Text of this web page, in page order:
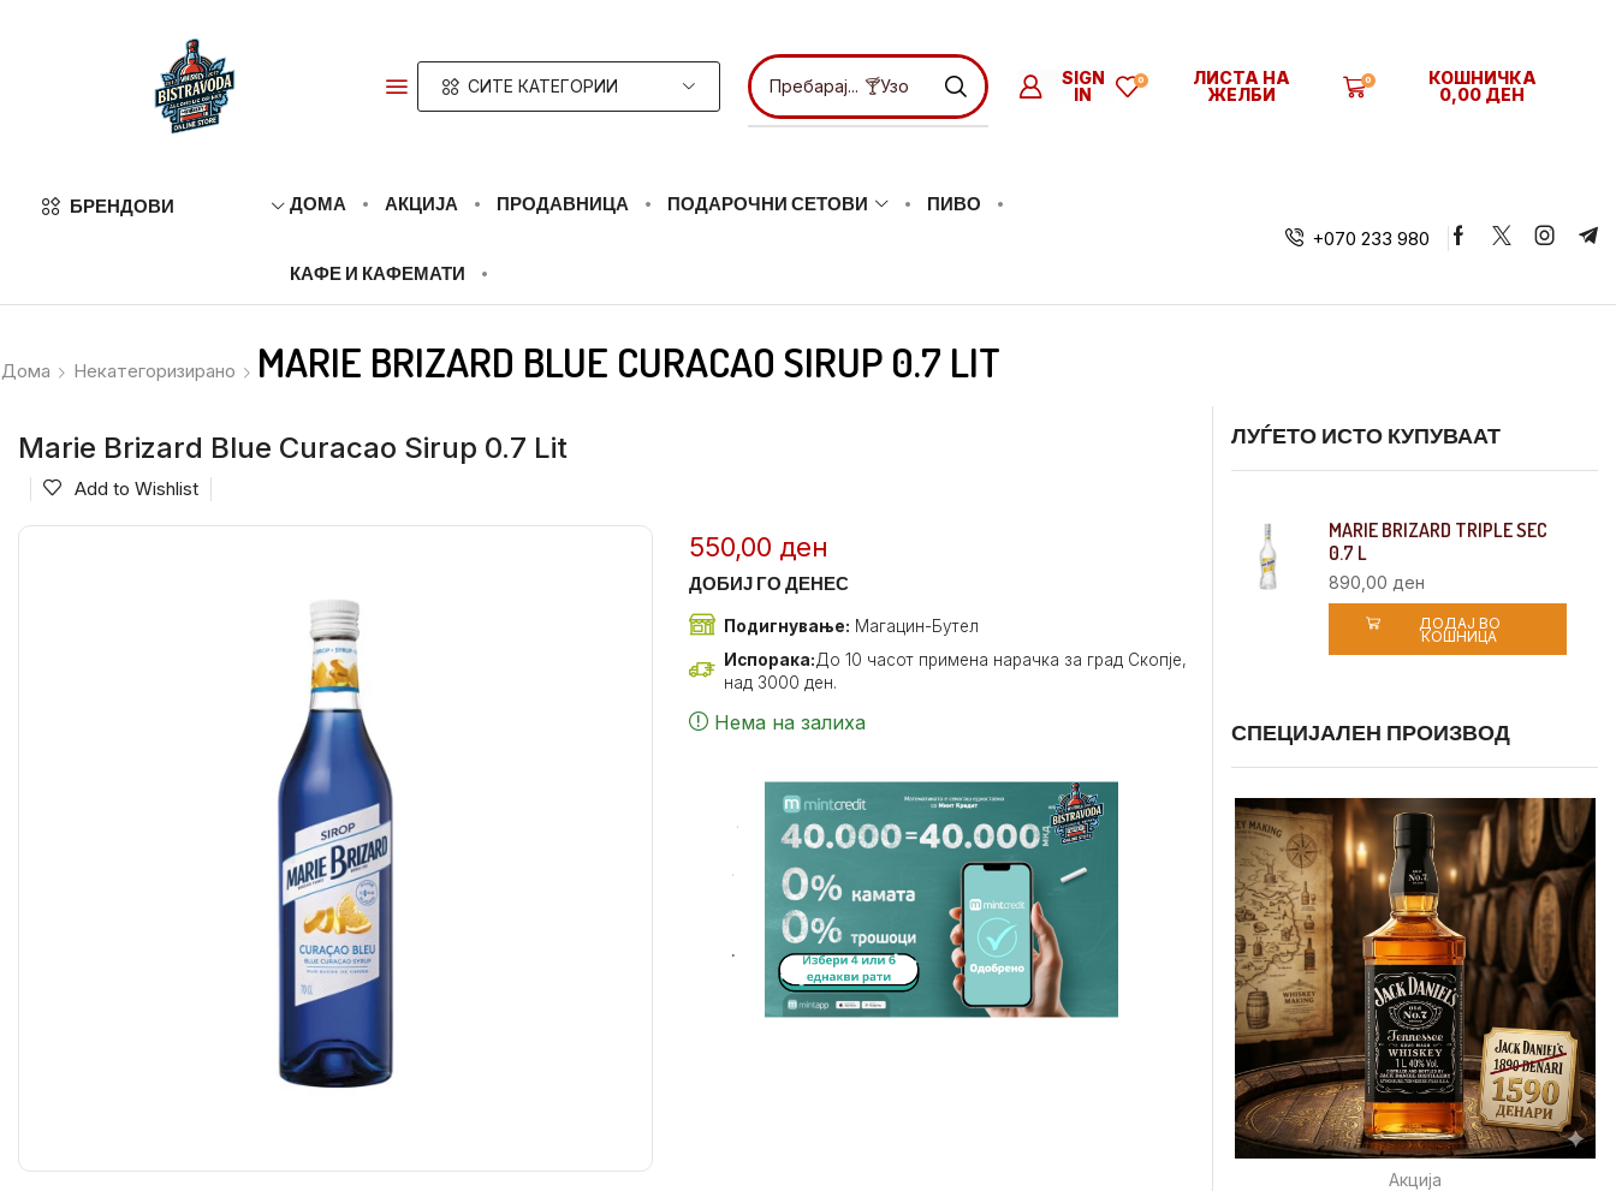
СИТЕ КАТЕГОРИИ Пребарај... 🍸Узо
SIGN
IN
0
ЛИСТА НА
ЖЕЛБИ
0
КОШНИЧКА
0,00 ДЕН
БРЕНДОВИ ДОМА АКЦИЈА ПРОДАВНИЦА ПОДАРОЧНИ СЕТОВИ ПИВО
КАФЕ И КАФЕМАТИ
+070 233 980
Дома Некатегоризирано MARIE BRIZARD BLUE CURACAO SIRUP 0.7 LIT
Marie Brizard Blue Curacao Sirup 0.7 Lit
Add to Wishlist
550,00 ден
ДОБИЈ ГО ДЕНЕС
Подигнување: Магацин-Бутел
Испорака:До 10 часот примена нарачка за град Скопје,
над 3000 ден.
Нема на залиха
.
.
.
ЛУЃЕТО ИСТО КУПУВААТ
MARIE BRIZARD TRIPLE SEC
0.7 L
890,00 ден
ДОДАЈ ВО
КОШНИЦА
СПЕЦИЈАЛЕН ПРОИЗВОД
Акција